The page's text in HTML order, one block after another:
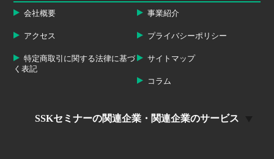
会社概要 事業紹介
アクセス プライバシーポリシー
特定商取引に関する法律に基づ
く表記
サイトマップ
コラム
SSKセミナーの関連企業・関連企業のサービス